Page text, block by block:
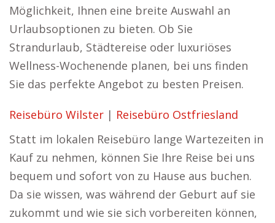
Möglichkeit, Ihnen eine breite Auswahl an
Urlaubsoptionen zu bieten. Ob Sie
Strandurlaub, Städtereise oder luxuriöses
Wellness-Wochenende planen, bei uns finden
Sie das perfekte Angebot zu besten Preisen.
Reisebüro Wilster | Reisebüro Ostfriesland
Statt im lokalen Reisebüro lange Wartezeiten in
Kauf zu nehmen, können Sie Ihre Reise bei uns
bequem und sofort von zu Hause aus buchen.
Da sie wissen, was während der Geburt auf sie
zukommt und wie sie sich vorbereiten können,